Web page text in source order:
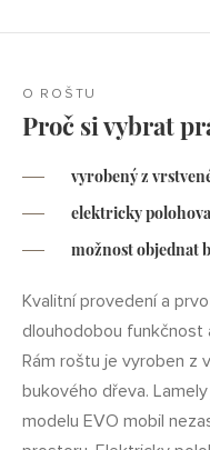
O ROŠTU
Proč si vybrat
vyrobený z
elektricky
možnost objednat
Kvalitní provedení a
dlouhodobou
Rám roštu je vyroben z
bukového dřeva.
modelu EVO mobil